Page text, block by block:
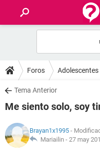
FOROS
SALUD
NUTRICIÓN
Foros Adolescentes
Tema Anterior
Me siento solo, soy
Brayan1x1995 -
Mariailin - 27 may